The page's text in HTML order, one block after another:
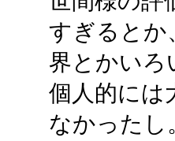
すぎるとか
界とかいろ
個人的には
なかったし